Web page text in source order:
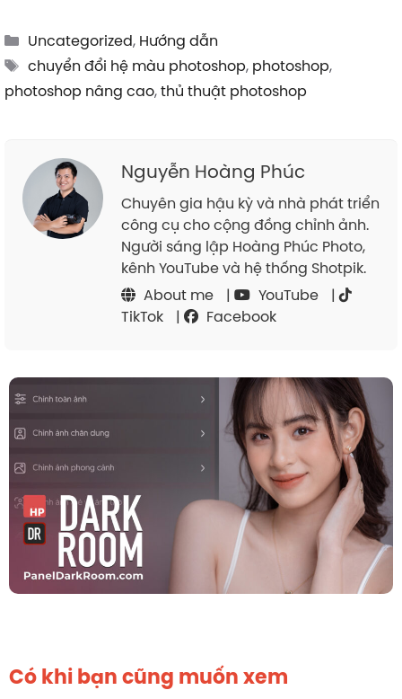
Categories
Uncategorized, Hướng dẫn
Tags
chuyển đổi hệ màu photoshop, photoshop,
photoshop nâng cao,thủ thuật photoshop
Nguyễn Hoàng Phúc
Chuyên gia hậu kỳ và nhà phát triển
công cụ cho cộng đồng chỉnh ảnh.
Người sáng lập Hoàng Phúc Photo,
kênh YouTube và hệ thống Shotpik.
About me
| YouTube
|
TikTok
| Facebook
Có khi bạn cũng muốn xem